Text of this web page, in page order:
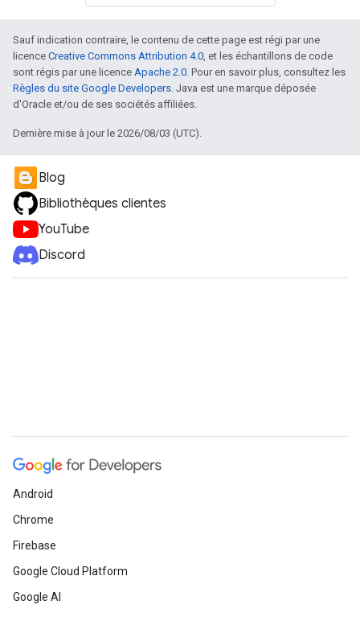
Sauf indication contraire, le contenu de cette page est régi par une
licence Creative Commons Attribution 4.0, et les échantillons de code
sont régis par une licence Apache 2.0. Pour en savoir plus, consultez les
Règles du site Google Developers. Java est une marque déposée
d'Oracle et/ou de ses sociétés affiliées.
Dernière mise à jour le 2026/08/03 (UTC).
Blog
Bibliothèques clientes
YouTube
Discord
Android
Chrome
Firebase
Google Cloud Platform
Google AI